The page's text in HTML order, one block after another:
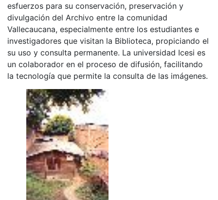
esfuerzos para su conservación, preservación y
divulgación del Archivo entre la comunidad
Vallecaucana, especialmente entre los estudiantes e
investigadores que visitan la Biblioteca, propiciando el
su uso y consulta permanente. La universidad Icesi es
un colaborador en el proceso de difusión, facilitando
la tecnología que permite la consulta de las imágenes.